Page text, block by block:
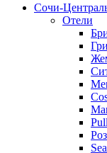
Сочи-
Отели